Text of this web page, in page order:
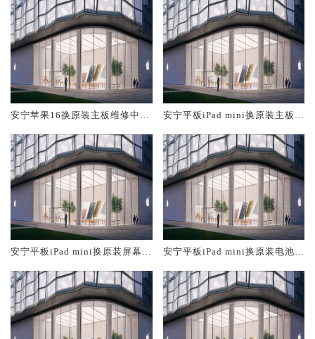
安宁苹果16换原装主板维修中心
安宁平板iPad mini换原装主板维
安宁平板iPad mini换原装屏幕服
安宁平板iPad mini换原装电池维